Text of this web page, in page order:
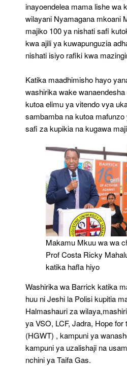
inayoendelea mama lishe wa
wilayani Nyamagana mkoani
majiko 100 ya nishati safi
kwa ajili ya kuwapunguzia
nishati isiyo rafiki kwa
Katika maadhimisho hayo
washirika wake
kutoa elimu ya vitendo vya
sambamba na kutoa
safi za kupikia na kugawa
Makamu Mkuu wa wa
Prof Costa Ricky
katika hafla hiyo
Washirika wa Barrick katika
huu ni Jeshi la Polisi kupitia
Halmashauri za
ya VSO, LCF, Jadra, Hope
(HGWT) , kampuni ya
kampuni ya uzalishaji na
nchini ya Taifa Gas.